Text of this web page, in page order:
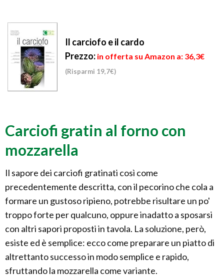
Il carciofo e il cardo
Prezzo: in offerta su Amazon a: 36,3€
(Risparmi 19,7€)
Carciofi gratin al forno con
mozzarella
Il sapore dei carciofi gratinati così come
precedentemente descritta, con il pecorino che cola a
formare un gustoso ripieno, potrebbe risultare un po'
troppo forte per qualcuno, oppure inadatto a sposarsi
con altri sapori proposti in tavola. La soluzione, però,
esiste ed è semplice: ecco come preparare un piatto di
altrettanto successo in modo semplice e rapido,
sfruttando la mozzarella come variante.